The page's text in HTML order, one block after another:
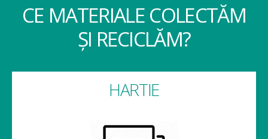
CE MATERIALE COLECTĂM
ȘI RECICLĂM?
HARTIE